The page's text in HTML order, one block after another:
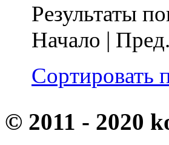
Результаты
Начало |
Сортировать
© 2011 - 2020